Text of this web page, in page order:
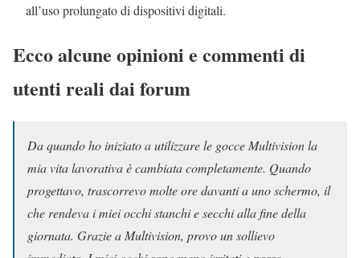
all’uso prolungato di dispositivi digitali.
Ecco alcune opinioni e commenti di
utenti reali dai forum
Da quando ho iniziato a utilizzare le gocce Multivision la
mia vita lavorativa è cambiata completamente. Quando
progettavo, trascorrevo molte ore davanti a uno schermo, il
che rendeva i miei occhi stanchi e secchi alla fine della
giornata. Grazie a Multivision, provo un sollievo